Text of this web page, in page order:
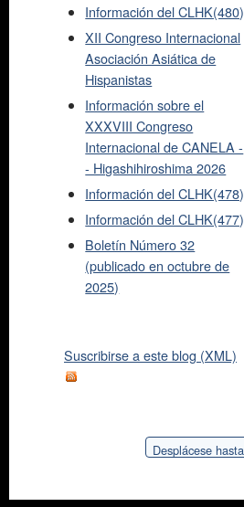
Información del CLHK(480)
XII Congreso Internacional
Asociación Asiática de
Hispanistas
Información sobre el
XXXVIII Congreso
Internacional de CANELA -
- Higashihiroshima 2026
Información del CLHK(478)
Información del CLHK(477)
Boletín Número 32
(publicado en octubre de
2025)
Suscribirse a este blog (XML)
Desplácese hasta